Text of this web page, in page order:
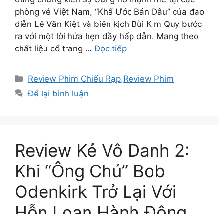
phòng vé Việt Nam, “Khế Ước Bán Dâu” của đạo
diễn Lê Văn Kiệt và biên kịch Bùi Kim Quy bước
ra với một lời hứa hẹn đầy hấp dẫn. Mang theo
chất liệu cổ trang …Đọc tiếp
Danh
mục
Review Phim Chiếu Rạp,Review Phim
Để lại bình luận
Review Kẻ Vô Danh 2:
Khi “Ông Chú” Bob
Odenkirk Trở Lại Với